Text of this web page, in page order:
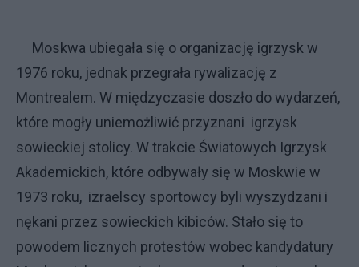
Moskwa ubiegała się o organizację igrzysk w
1976 roku, jednak przegrała rywalizację z
Montrealem. W międzyczasie doszło do wydarzeń,
które mogły uniemożliwić przyznani igrzysk
sowieckiej stolicy. W trakcie Światowych Igrzysk
Akademickich, które odbywały się w Moskwie w
1973 roku, izraelscy sportowcy byli wyszydzani i
nękani przez sowieckich kibiców. Stało się to
powodem licznych protestów wobec kandydatury